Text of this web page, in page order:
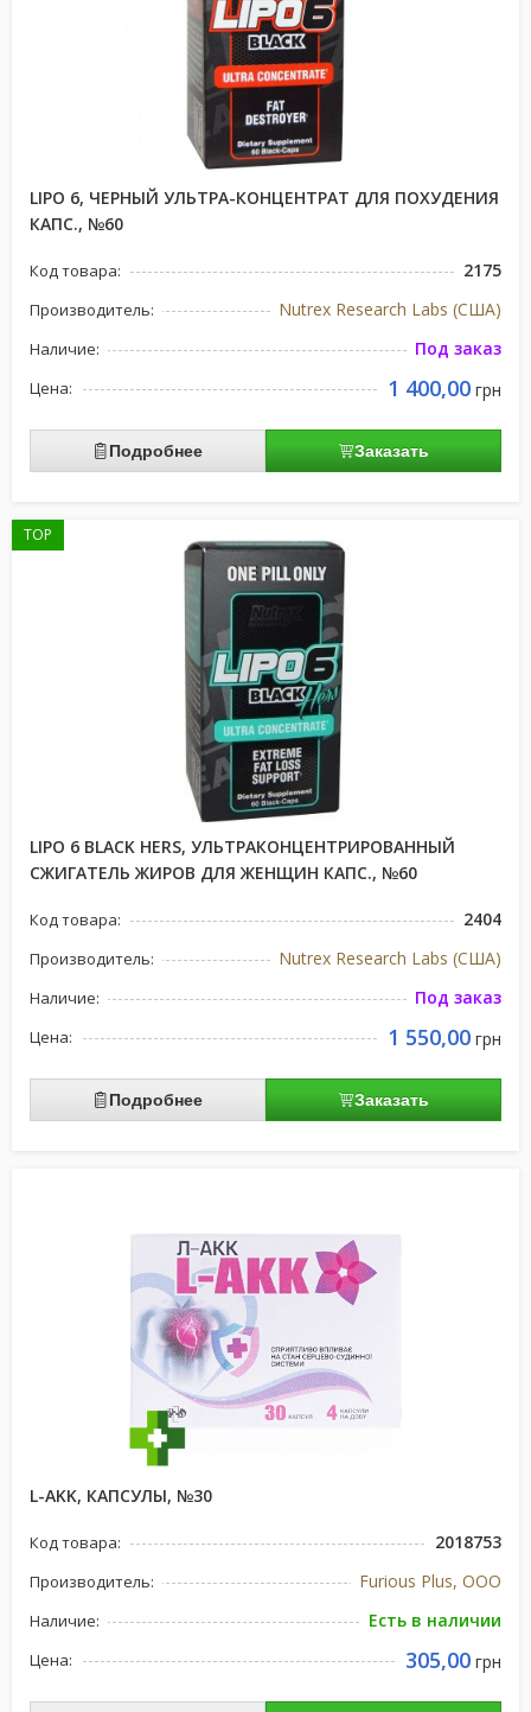
LIPO 6, ЧЕРНЫЙ УЛЬТРА-КОНЦЕНТРАТ ДЛЯ ПОХУДЕНИЯ
КАПС., №60
Код товара: 2175
Производитель: Nutrex Research Labs (США)
Наличие: Под заказ
Цена: 1 400,00 грн
Подробнее Заказать
TOP
LIPO 6 BLACK HERS, УЛЬТРАКОНЦЕНТРИРОВАННЫЙ
СЖИГАТЕЛЬ ЖИРОВ ДЛЯ ЖЕНЩИН КАПС., №60
Код товара: 2404
Производитель: Nutrex Research Labs (США)
Наличие: Под заказ
Цена: 1 550,00 грн
Подробнее Заказать
L-AKK, КАПСУЛЫ, №30
Код товара: 2018753
Производитель: Furious Plus, ООО
Наличие: Есть в наличии
Цена: 305,00 грн